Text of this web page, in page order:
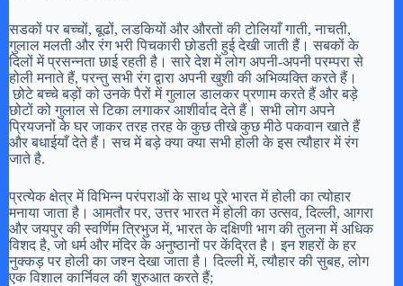
सडकों पर बच्चों, बूढों, लडकियों और औरतों की टोलियाँ गाती, नाचती,
गुलाल मलती और रंग भरी पिचकारी छोडती हुई देखी जाती हैं। सबकों के
दिलों में प्रसन्नता छाई रहती है। सारे देश में लोग अपनी-अपनी परम्परा से
होली मनाते हैं, परन्तु सभी रंग द्वारा अपनी खुशी की अभिव्यक्ति करते हैं।
छोटे बच्चे बड़ों को उनके पैरों में गुलाल डालकर प्रणाम करते हैं और बड़े
छोटों को गुलाल से टिका लगाकर आशीर्वाद देते हैं। सभी लोग अपने
प्रियजनों के घर जाकर तरह तरह के कुछ तीखे कुछ मीठे पकवान खाते हैं
और बधाईयाँ देते हैं। सच में बड़े क्या क्या सभी होली के इस त्यौहार में रंग
जाते है.
प्रत्येक क्षेत्र में विभिन्न परंपराओं के साथ पूरे भारत में होली का त्योहार
मनाया जाता है। आमतौर पर, उत्तर भारत में होली का उत्सव, दिल्ली, आगरा
और जयपुर की स्वर्णिम त्रिभुज में, भारत के दक्षिणी भाग की तुलना में अधिक
विशद है, जो धर्म और मंदिर के अनुष्ठानों पर केंद्रित है। इन शहरों के हर
नुक्कड़ पर होली का जश्न देखा जाता है। दिल्ली में, त्यौहार की सुबह, लोग
एक विशाल कार्निवल की शुरुआत करते हैं;